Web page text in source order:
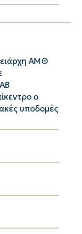
ΑΜΘ
ο
υποδομές